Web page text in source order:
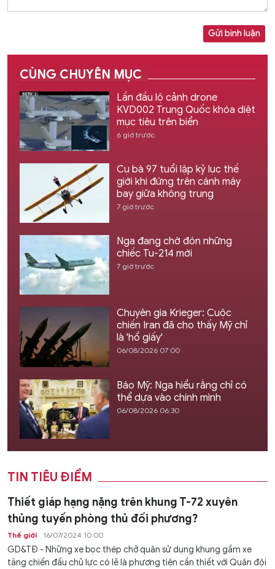
Gửi bình luận
CÙNG CHUYÊN MỤC
Lần đầu lộ cảnh drone
KVD002 Trung Quốc khóa diệt
mục tiêu trên biển
6 giờ trước
Cụ bà 97 tuổi lập kỷ lục thế
giới khi đứng trên cánh máy
bay giữa không trung
7 giờ trước
Nga đang chờ đón những
chiếc Tu-214 mới
7 giờ trước
Chuyên gia Krieger: Cuộc
chiến Iran đã cho thấy Mỹ chỉ
là 'hổ giấy'
06/08/2026 07:00
Báo Mỹ: Nga hiểu rằng chỉ có
thể dựa vào chính mình
06/08/2026 06:30
TIN TIÊU ĐIỂM
Thiết giáp hạng nặng trên khung T-72 xuyên
thủng tuyến phòng thủ đối phương?
Thế giới 16/07/2024 10:00
GD&TĐ - Những xe bọc thép chở quân sử dụng khung gầm xe
tăng chiến đấu chủ lực có lẽ là phương tiện cần thiết với Quân đội